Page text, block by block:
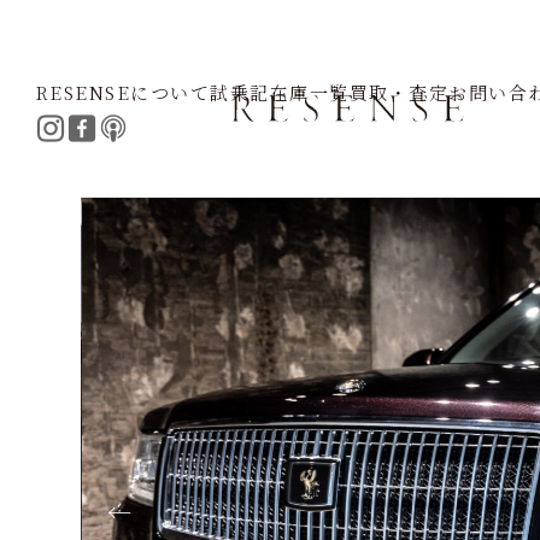
RESENSEについて試乗記在庫一覧買取・査定お問い合
Home Selection Toyota センチュリー 5.0 飛鳥
←